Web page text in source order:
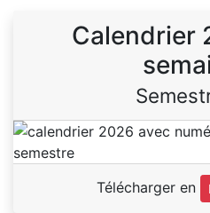
Calendrier
Télécharger en